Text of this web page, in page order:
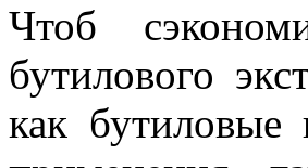
Чтоб
бутилового
как